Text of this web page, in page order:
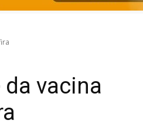
vacina